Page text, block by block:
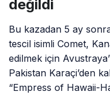
değildi
Bu kazadan 5 ay
tescil isimli Comet,
edilmek için
Pakistan Karaçi’den
“Empress of Hawaii-